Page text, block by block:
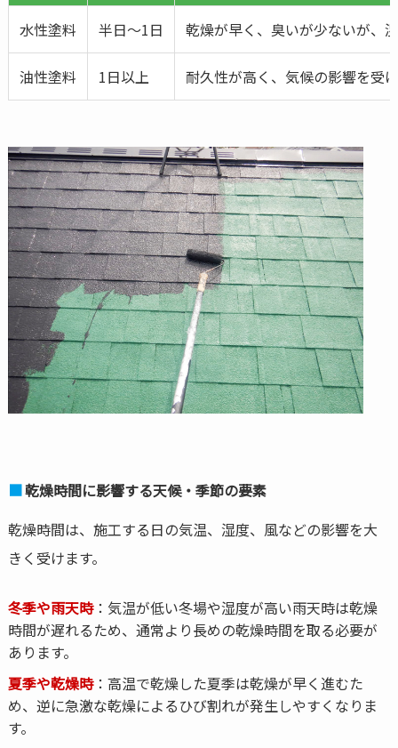
水性塗料 半日～1日 乾燥が早く、臭いが少ないが、
油性塗料 1日以上 耐久性が高く、気候の影響を受
乾燥時間に影響する天候・季節の要素
乾燥時間は、施工する日の気温、湿度、風などの影響を大
きく受けます。
冬季や雨天時：気温が低い冬場や湿度が高い雨天時は乾燥
時間が遅れるため、通常より長めの乾燥時間を取る必要が
あります。
夏季や乾燥時：高温で乾燥した夏季は乾燥が早く進むた
め、逆に急激な乾燥によるひび割れが発生しやすくなりま
す。